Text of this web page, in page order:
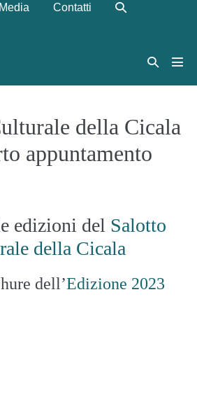
Media Contatti
Attiva/disattiva
Attiva/
della Cicala
appuntamento
edizioni del Salotto
della Cicala
dell’Edizione 2023